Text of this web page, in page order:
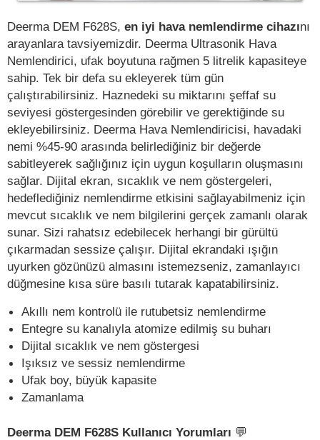
Deerma DEM F628S, en iyi hava nemlendirme cihazını
arayanlara tavsiyemizdir. Deerma Ultrasonik Hava
Nemlendirici, ufak boyutuna rağmen 5 litrelik kapasiteye
sahip. Tek bir defa su ekleyerek tüm gün
çalıştırabilirsiniz. Haznedeki su miktarını şeffaf su
seviyesi göstergesinden görebilir ve gerektiğinde su
ekleyebilirsiniz. Deerma Hava Nemlendiricisi, havadaki
nemi %45-90 arasında belirlediğiniz bir değerde
sabitleyerek sağlığınız için uygun koşulların oluşmasını
sağlar. Dijital ekran, sıcaklık ve nem göstergeleri,
hedeflediğiniz nemlendirme etkisini sağlayabilmeniz için
mevcut sıcaklık ve nem bilgilerini gerçek zamanlı olarak
sunar. Sizi rahatsız edebilecek herhangi bir gürültü
çıkarmadan sessize çalışır. Dijital ekrandaki ışığın
uyurken gözünüzü almasını istemezseniz, zamanlayıcı
düğmesine kısa süre basılı tutarak kapatabilirsiniz.
Akıllı nem kontrolü ile rutubetsiz nemlendirme
Entegre su kanalıyla atomize edilmiş su buharı
Dijital sıcaklık ve nem göstergesi
Işıksız ve sessiz nemlendirme
Ufak boy, büyük kapasite
Zamanlama
Deerma DEM F628S Kullanıcı Yorumları 💬